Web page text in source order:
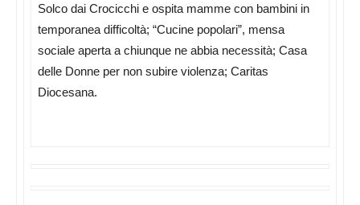
Solco dai Crocicchi e ospita mamme con bambini in
temporanea difficoltà; “Cucine popolari”, mensa
sociale aperta a chiunque ne abbia necessità; Casa
delle Donne per non subire violenza; Caritas
Diocesana.